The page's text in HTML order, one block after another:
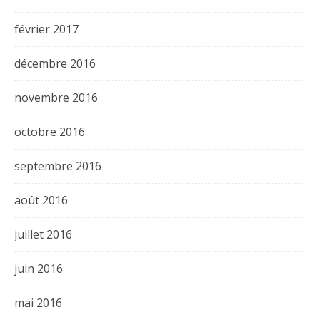
février 2017
décembre 2016
novembre 2016
octobre 2016
septembre 2016
août 2016
juillet 2016
juin 2016
mai 2016